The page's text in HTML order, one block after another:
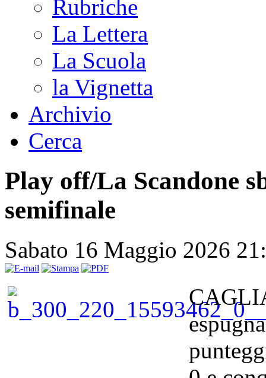
Rubriche
La Lettera
La Scuola
la Vignetta
Archivio
Cerca
Play off/La Scandone
semifinale
Sabato 16 Maggio 2026